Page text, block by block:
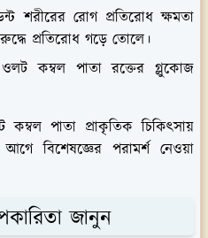
শরীরের রোগ প্রতিরোধ ক্ষমতা
প্রতিরোধ গড়ে তোলে।
কম্বল পাতা রক্তের গ্লুকোজ
পাতা প্রাকৃতিক চিকিৎসায়
বিশেষজ্ঞের পরামর্শ নেওয়া
জানুন